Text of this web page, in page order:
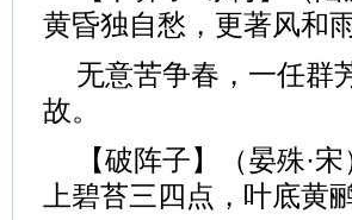
黄昏独自愁，更著风和雨
无意苦争春，一任群
故。
【破阵子】（晏殊·
上碧苔三四点，叶底黄